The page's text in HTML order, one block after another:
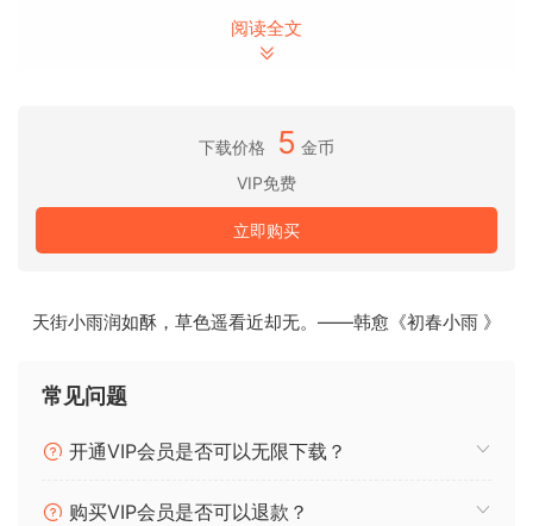
We strive for both affordability as well as quality rather
than settling for compromises and trade-offs, introducing
阅读全文
下载价格 5 金币
VIP免费
立即购买
天街小雨润如酥，草色遥看近却无。——韩愈《初春小雨 》
常见问题
开通VIP会员是否可以无限下载？
购买VIP会员是否可以退款？